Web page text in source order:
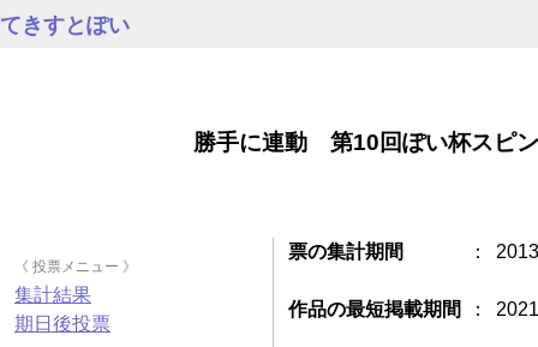
てきすとぽい
勝手に連動 第10回ぽい杯スピ
《 投票メニュー 》
集計結果
期日後投票
票の集計期間 ：
作品の最短掲載期間 ：